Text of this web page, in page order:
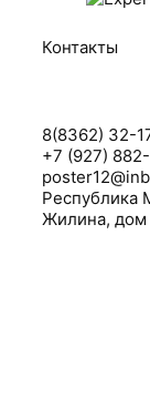
Контакты
8(8362) 32-
+7 (927)
Республика
Жилина, дом